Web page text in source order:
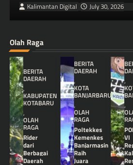
Kalimantan Digital July 30, 2026
Olah Raga
BERITA
DAERAH
,
KABUPATEN
KOTABARU
,
OLAH
RAGA
Rider
dari
Berbagai
Daerah
BERITA
DAERAH
,
KOTA
BANJARBARU
,
OLAH
RAGA
Poltekkes
Kemenkes
Banjarmasin
Raih
Juara
,
,
VI